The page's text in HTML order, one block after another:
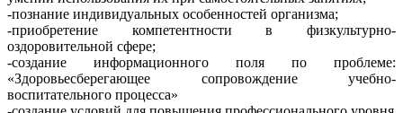
-познание индивидуальных особенностей организма;
-приобретение компетентности в физкультурно-
оздоровительной сфере;
-создание информационного поля по проблеме:
«Здоровьесберегающее сопровождение учебно-
воспитательного процесса»